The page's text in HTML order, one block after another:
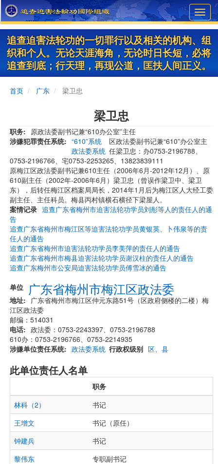
Skip
to
main
content
追查迫害法轮功的一切罪行以及相关的机构、组
织和个人。无论天涯海角，无论时日长短，必将
追查到底；行天理，再现公道，匡扶人间正义。
首页 广东 梁卫忠
梁卫忠
职务
原政法委副书记兼“610办公室”主任
涉嫌犯罪责任系统
“610”系统
政法委系统
区政法委副书记兼“610”办公室主
任梁卫忠：办0753-2196788、
0753-2196766、宅0753-2253265、13823839111
原梅江区政法委副书记兼610主任（2006年6月-2012年12月）、原
610副主任（2002年-2006年6月）梁卫忠（曾误作梁卫中、梁卫
东），后转任梅江区档案局局长，2014年1月后为梅江区人大经工委
副主任、主任科员。梅县丙村镇横石横径下梁屋人。
案情记录 追查广东省梅州市迫害法轮功学员刘彤等人的责任人的通
告
追查广东省梅州市梅江区等迫害法轮功学员黄银英、卜伟泉等的责
任人的通告
追查广东省梅州市迫害法轮功学员李美萍的责任人的通告
追查广东省梅州市梅县迫害法轮功学员谢汉柱的责任人的通告
追查广东梅州市公安局迫害法轮功学员傅雪冰的通告
单位
广东省梅州市梅江区政法委
地址
广东省梅州市梅江区仲元东路51号（区政府侧楼的二楼）梅
江区政法委
邮编：514031
电话
政法委：0753-2243397、0753-2196788
610办：0753-2196766、0753-2214935
涉嫌单位责任系统
政法委系统 行政权级别 区、县
此单位责任人名单
职务
林科（2）
书记
王增文
书记（原任）
钟建兵
书记
黎伟东
专职副书记